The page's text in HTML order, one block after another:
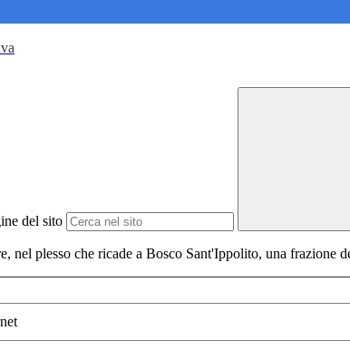
del sito
nel plesso che ricade a Bosco Sant'Ippolito, una